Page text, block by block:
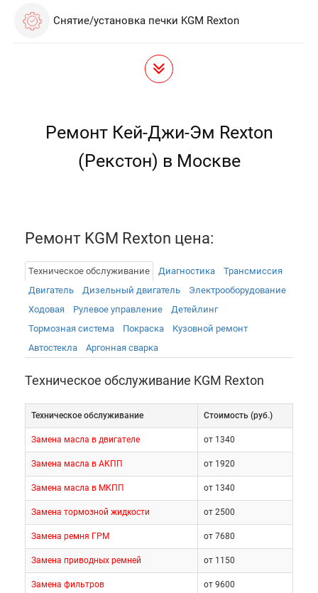
Снятие/установка печки KGM Rexton
Ремонт Кей-Джи-Эм Rexton
(Рекстон) в Москве
Ремонт KGM Rexton цена:
Техническое обслуживание Диагностика
Трансмиссия
Двигатель
Дизельный двигатель
Электрооборудованиe
Ходовая
Рулевое управление
Детейлинг
Тормозная система
Покраска
Кузовной ремонт
Автостекла
Аргонная сварка
Техническое обслуживание KGM Rexton
Техническое обслуживание Cтоимость (руб.)
Замена масла в двигателе от 1340
Замена масла в АКПП от 1920
Замена масла в МКПП от 1340
Замена тормозной жидкости от 2500
Замена ремня ГРМ от 7680
Замена приводных ремней от 1150
Замена фильтров от 9600